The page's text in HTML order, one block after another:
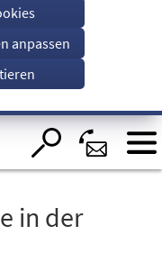
anpassen
in der